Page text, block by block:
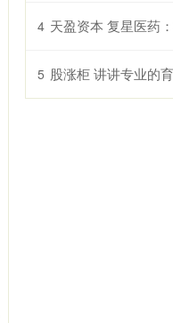
4 天盈资本 复星医药：
5 股涨柜 讲讲专业的育婴师培训